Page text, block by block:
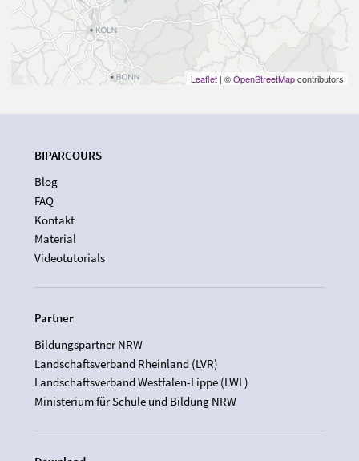
Leaflet | ©OpenStreetMapcontributors
BIPARCOURS
Blog
FAQ
Kontakt
Material
Videotutorials
Partner
Bildungspartner NRW
Landschaftsverband Rheinland (LVR)
Landschaftsverband Westfalen-Lippe (LWL)
Ministerium für Schule und Bildung NRW